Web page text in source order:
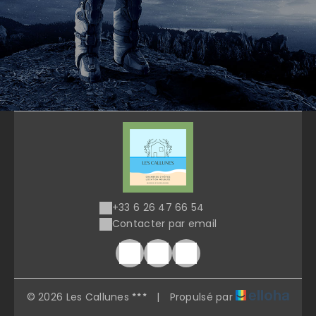
+33 6 26 47 66 54
Contacter par email
© 2026 Les Callunes | Propulsé par